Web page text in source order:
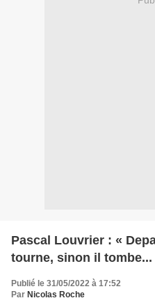
Pascal Louvrier : «
tourne, sinon il tombe...
Publié le 31/05/2022 à 17:52
Par Nicolas Roche